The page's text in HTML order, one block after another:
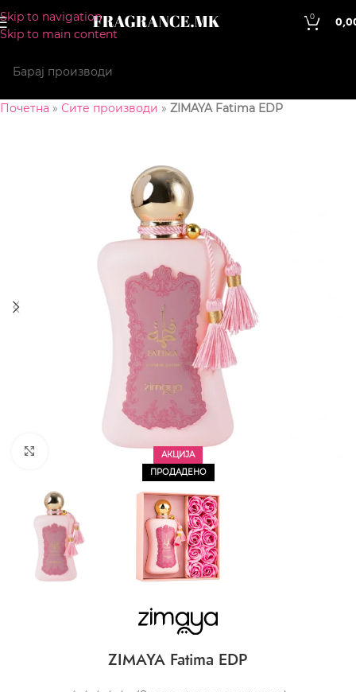
Skip to navigation
Skip to main content
0
Почетна » Сите производи » ZIMAYA Fatima EDP
АКЦИЈА
ПРОДАДЕНО
CLICK TO ENLARGE
ZIMAYA Fatima EDP